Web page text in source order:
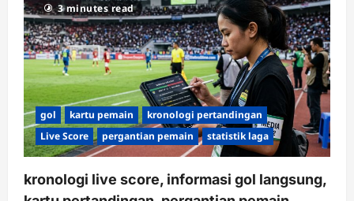
3 minutes read
gol kartu pemain
kronologi pertandingan
Live Score
pergantian pemain statistik laga
kronologi live score, informasi gol langsung,